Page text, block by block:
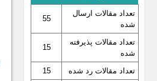
تعداد مقالات ارسال
شده
55
تعداد مقالات پذیرفته
شده
15
تعداد مقالات رد شده 15